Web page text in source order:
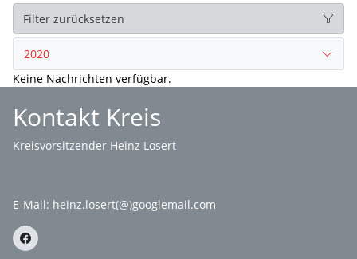
Filter zurücksetzen
2020
Keine Nachrichten verfügbar.
Kontakt Kreis
Kreisvorsitzender Heinz Losert
E-Mail: heinz.losert(@)googlemail.com